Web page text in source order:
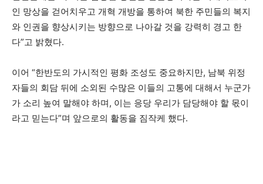
인 망상을 걷어치우고 개혁 개방을 통하여 북한 주민들의 복지
와 인권을 향상시키는 방향으로 나아갈 것을 강력히 경고 한
다”고 밝혔다.
이어 “한반도의 가시적인 평화 조성도 중요하지만, 남북 위정
자들의 회담 뒤에 소외된 수많은 이들의 고통에 대해서 누군가
가 소리 높여 말해야 하며, 이는 응당 우리가 담당해야 할 몫이
라고 믿는다”며 앞으로의 활동을 짐작케 했다.